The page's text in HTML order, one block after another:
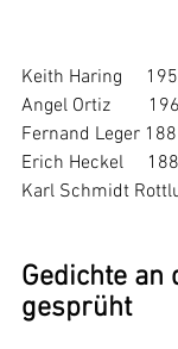
Keith Haring
Angel Ortiz
Fernand Leger
Erich Heckel
Karl Schmidt
Gedichte an
gesprüht